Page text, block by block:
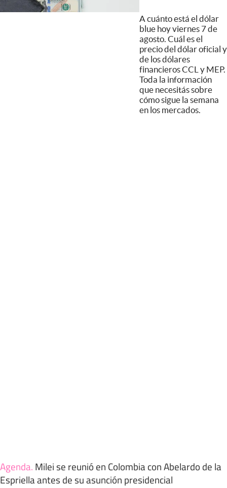
A cuánto está el dólar
blue hoy viernes 7 de
agosto. Cuál es el
precio del dólar oficial y
de los dólares
financieros CCL y MEP.
Toda la información
que necesitás sobre
cómo sigue la semana
en los mercados.
Agenda. Milei se reunió en Colombia con Abelardo de la
Espriella antes de su asunción presidencial